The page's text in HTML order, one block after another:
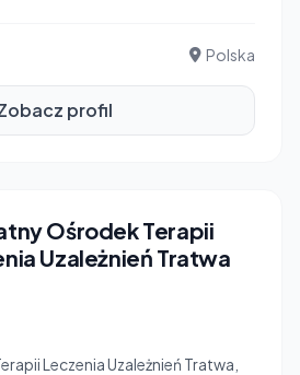
Polska
profil
Ośrodek Terapii
Uzależnień Tratwa
Leczenia Uzależnień Tratwa,